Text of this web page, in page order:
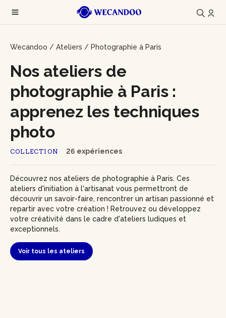
Wecandoo / Ateliers / Photographie à Paris
COLLECTION 26 expériences
Nos ateliers de
photographie à Paris :
apprenez les techniques
photo
Découvrez nos ateliers de photographie à Paris. Ces
ateliers d'initiation à l'artisanat vous permettront de
découvrir un savoir-faire, rencontrer un artisan passionné et
repartir avec votre création ! Retrouvez ou développez
votre créativité dans le cadre d'ateliers ludiques et
exceptionnels.
Voir tous les ateliers